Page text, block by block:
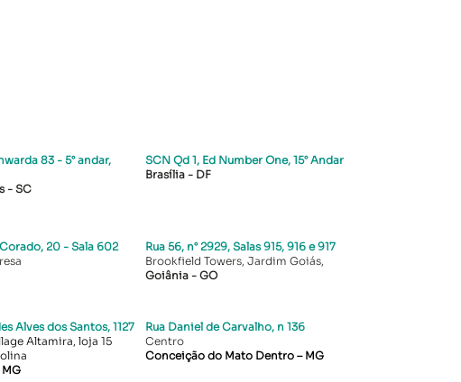
83 - 5° andar,
- SC​
SCN Qd 1, Ed Number One, 15° Andar
Brasília - DF
20 - Sala 602
Rua 56, n° 2929, Salas 915, 916 e 917
Brookfield Towers, Jardim Goiás,
Goiânia - GO
Alves dos Santos, 1127
Altamira, loja 15
Rua Daniel de Carvalho, n 136
Centro
Conceição do Mato Dentro – MG